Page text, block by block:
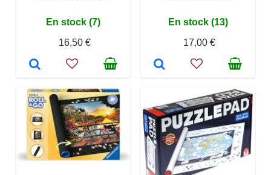
En stock (7)
16,50 €
En stock (13)
17,00 €